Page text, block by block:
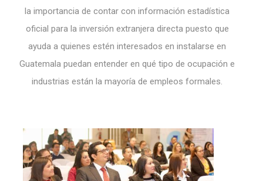
la importancia de contar con información estadística
oficial para la inversión extranjera directa puesto que
ayuda a quienes estén interesados en instalarse en
Guatemala puedan entender en qué tipo de ocupación e
industrias están la mayoría de empleos formales.